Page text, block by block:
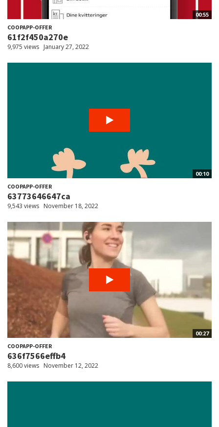
00:55
COOPAPP-OFFER
61f2f450a270e
9,975 views January 27, 2022
00:10
COOPAPP-OFFER
63773646647ca
9,543 views November 18, 2022
00:27
COOPAPP-OFFER
636f7566effb4
8,600 views November 12, 2022